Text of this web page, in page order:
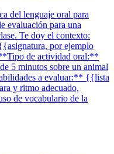
del lenguaje oral para
evaluación para una
Te doy el contexto:
por ejemplo
de actividad oral:**
5 minutos sobre un animal
a evaluar:** {{lista
y ritmo adecuado,
de vocabulario de la